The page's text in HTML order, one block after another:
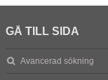
GÅ TILL SIDA
Avancerad sökning